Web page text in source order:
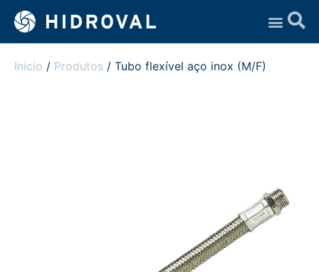
Início / Produtos / Tubo flexível aço inox (M/F)